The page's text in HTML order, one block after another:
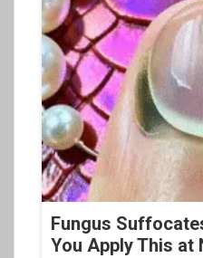
Fungus
You Apply This at